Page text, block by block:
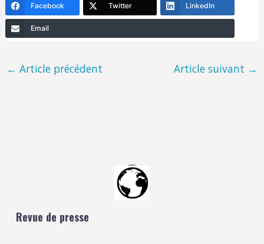
Facebook Twitter LinkedIn
Email
← Article précédent Article suivant →
Revue de presse